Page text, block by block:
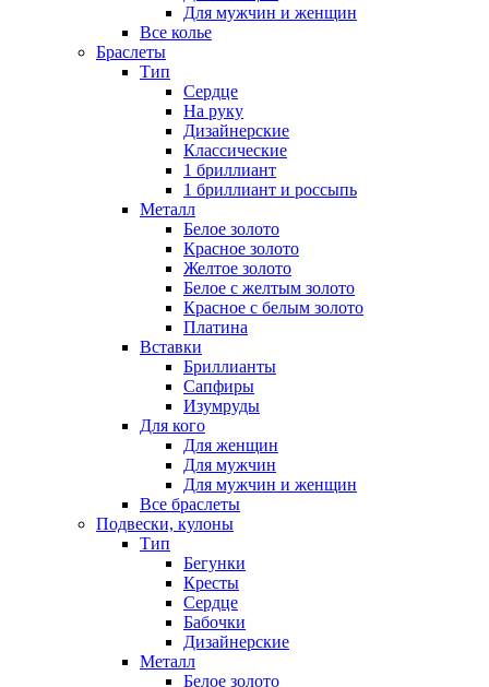
Для мужчин и женщин
Все колье
Браслеты
Тип
Сердце
На руку
Дизайнерские
Классические
1 бриллиант
1 бриллиант и россыпь
Металл
Белое золото
Красное золото
Желтое золото
Белое с желтым золото
Красное с белым золото
Платина
Вставки
Бриллианты
Сапфиры
Изумруды
Для кого
Для женщин
Для мужчин
Для мужчин и женщин
Все браслеты
Подвески, кулоны
Тип
Бегунки
Кресты
Сердце
Бабочки
Дизайнерские
Металл
Белое золото